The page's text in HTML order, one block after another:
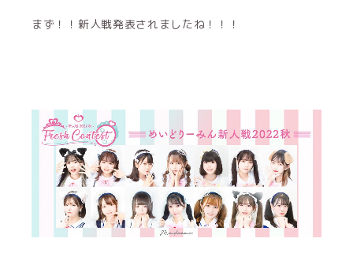
まず！！新人戦発表されましたね！！！